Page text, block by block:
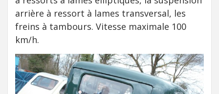
arrière à ressort à lames transversal, les
freins à tambours. Vitesse maximale 100
km/h.